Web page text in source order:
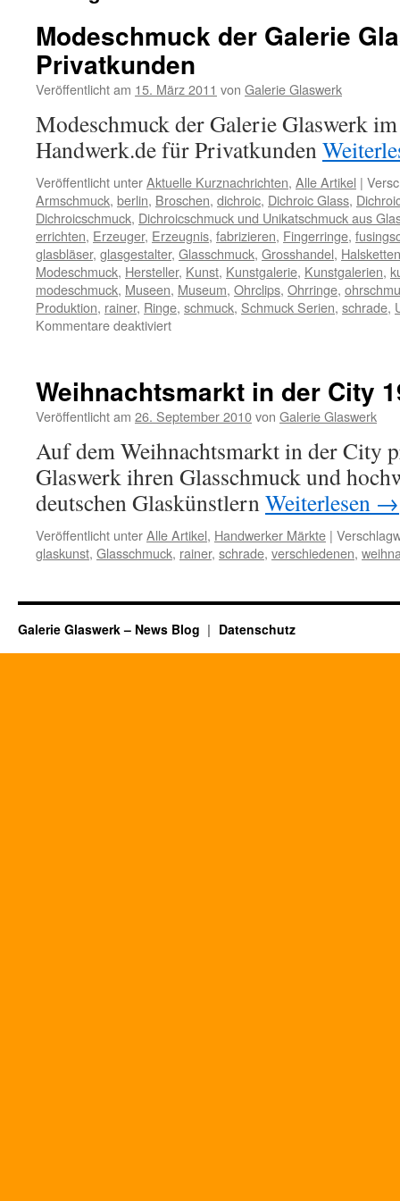
Modeschmuck der Galerie
Privatkunden
Veröffentlicht am 15. März 2011 von Galerie Glaswerk
Modeschmuck der Galerie Glaswerk
Handwerk.de für Privatkunden
Veröffentlicht unterAktuelle Kurznachrichten, Alle Artikel |
Armschmuck, berlin, Broschen, dichroic, Dichroic Glass,
Dichroicschmuck, Dichroicschmuck und Unikatschmuck aus
errichten, Erzeuger, Erzeugnis, fabrizieren, Fingerringe,
glasbläser, glasgestalter, Glasschmuck, Grosshandel, Halsketten
Modeschmuck, Hersteller, Kunst, Kunstgalerie, Kunstgalerien,
modeschmuck, Museen, Museum, Ohrclips, Ohrringe,
Produktion, rainer, Ringe, schmuck, Schmuck Serien, schrade,
Kommentare deaktiviertfür
Glaswerk
für
Weihnachtsmarkt in der City
Veröffentlicht am 26. September 2010von Galerie Glaswerk
Auf dem Weihnachtsmarkt in der City
Glaswerk ihren Glasschmuck und
deutschen GlaskünstlernWeiterlesen →
Veröffentlicht unterAlle Artikel, Handwerker Märkte |
glaskunst, Glasschmuck, rainer, schrade, verschiedenen,
Galerie Glaswerk – News Blog Datenschutz